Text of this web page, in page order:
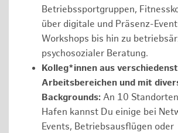
Betriebssportgruppen,
über digitale und Präsenz-
Workshops bis hin zu
psychosozialer Beratung.
Kolleg*innen aus
Arbeitsbereichen und mit
Backgrounds: An 10
Hafen kannst Du einige bei
Events, Betriebsausflügen oder